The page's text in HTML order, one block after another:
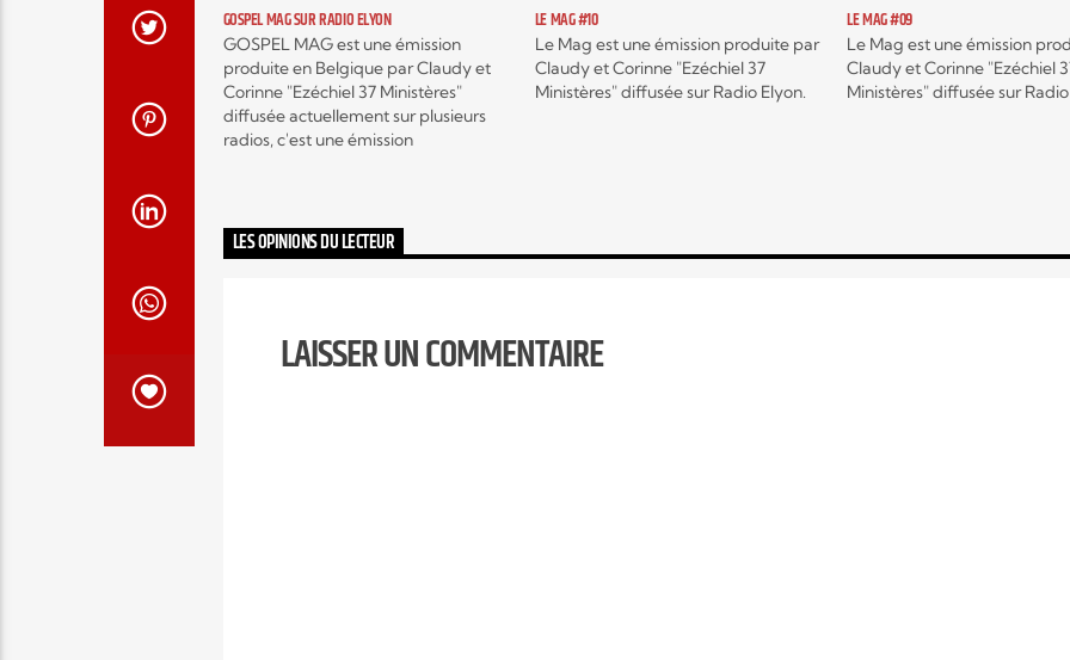
GOSPEL MAG SUR RADIO ELYON
GOSPEL MAG est une émission
produite en Belgique par Claudy et
Corinne "Ezéchiel 37 Ministères"
diffusée actuellement sur plusieurs
radios, c'est une émission
d’artistes mais encore, des
témoignages qui vont vous
LE MAG #10
Le Mag est une émission produite par
Claudy et Corinne "Ezéchiel 37
Ministères" diffusée sur Radio Elyon.
LE MAG #09
Le Mag est une émission
Claudy et Corinne "Ezéchiel
Ministères" diffusée sur
LES OPINIONS DU LECTEUR
LAISSER UN COMMENTAIRE